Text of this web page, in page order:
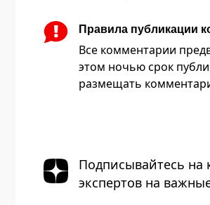
Правила публикации
Все комментарии
этом ночью срок
размещать
Подписывайтесь на
экспертов на